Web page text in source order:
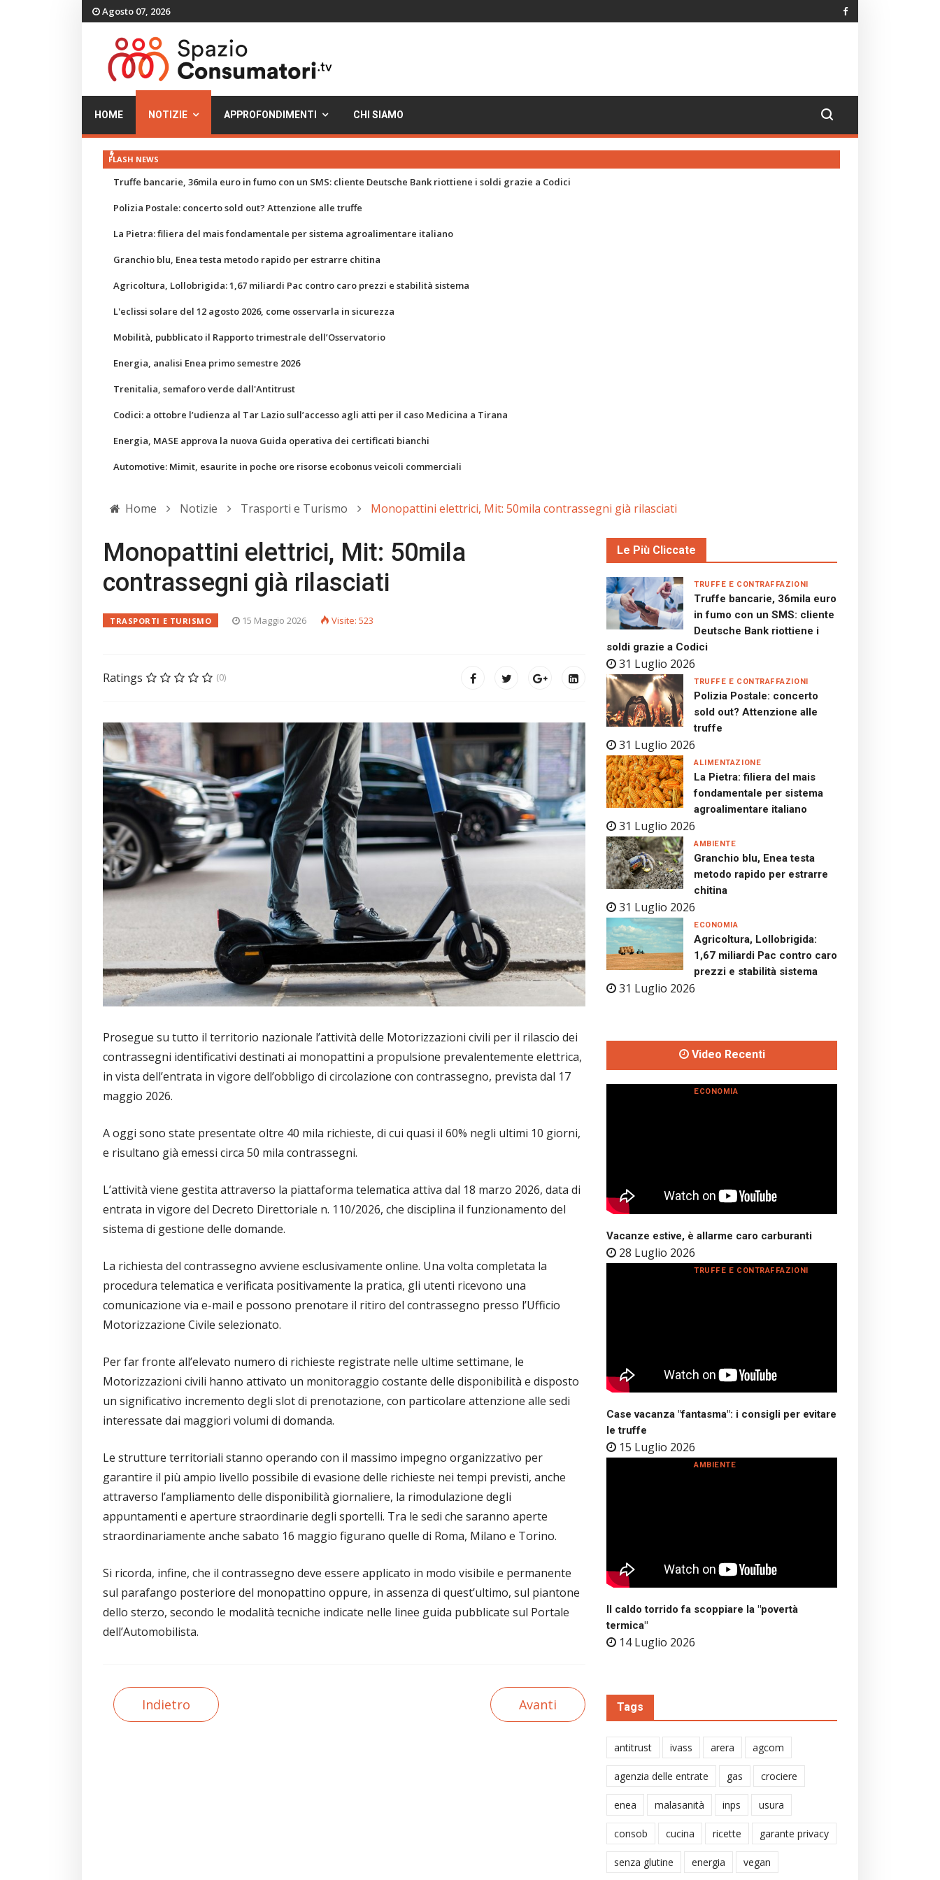
Agosto 07, 2026
HOME NOTIZIE APPROFONDIMENTI CHI SIAMO
FLASH NEWS
Truffe bancarie, 36mila euro in fumo con un SMS: cliente Deutsche Bank riottiene i soldi grazie a Codici
Polizia Postale: concerto sold out? Attenzione alle truffe
La Pietra: filiera del mais fondamentale per sistema agroalimentare italiano
Granchio blu, Enea testa metodo rapido per estrarre chitina
Agricoltura, Lollobrigida: 1,67 miliardi Pac contro caro prezzi e stabilità sistema
L'eclissi solare del 12 agosto 2026, come osservarla in sicurezza
Mobilità, pubblicato il Rapporto trimestrale dell’Osservatorio
Energia, analisi Enea primo semestre 2026
Trenitalia, semaforo verde dall'Antitrust
Codici: a ottobre l’udienza al Tar Lazio sull’accesso agli atti per il caso Medicina a Tirana
Energia, MASE approva la nuova Guida operativa dei certificati bianchi
Automotive: Mimit, esaurite in poche ore risorse ecobonus veicoli commerciali
Home Notizie Trasporti e Turismo Monopattini elettrici, Mit: 50mila contrassegni già rilasciati
Monopattini elettrici, Mit: 50mila
contrassegni già rilasciati
TRASPORTI E TURISMO 15 Maggio 2026 Visite: 523
Ratings (0)
Prosegue su tutto il territorio nazionale l’attività delle Motorizzazioni civili per il rilascio dei
contrassegni identificativi destinati ai monopattini a propulsione prevalentemente elettrica,
in vista dell’entrata in vigore dell’obbligo di circolazione con contrassegno, prevista dal 17
maggio 2026.
A oggi sono state presentate oltre 40 mila richieste, di cui quasi il 60% negli ultimi 10 giorni,
e risultano già emessi circa 50 mila contrassegni.
L’attività viene gestita attraverso la piattaforma telematica attiva dal 18 marzo 2026, data di
entrata in vigore del Decreto Direttoriale n. 110/2026, che disciplina il funzionamento del
sistema di gestione delle domande.
La richiesta del contrassegno avviene esclusivamente online. Una volta completata la
procedura telematica e verificata positivamente la pratica, gli utenti ricevono una
comunicazione via e-mail e possono prenotare il ritiro del contrassegno presso l’Ufficio
Motorizzazione Civile selezionato.
Per far fronte all’elevato numero di richieste registrate nelle ultime settimane, le
Motorizzazioni civili hanno attivato un monitoraggio costante delle disponibilità e disposto
un significativo incremento degli slot di prenotazione, con particolare attenzione alle sedi
interessate dai maggiori volumi di domanda.
Le strutture territoriali stanno operando con il massimo impegno organizzativo per
garantire il più ampio livello possibile di evasione delle richieste nei tempi previsti, anche
attraverso l’ampliamento delle disponibilità giornaliere, la rimodulazione degli
appuntamenti e aperture straordinarie degli sportelli. Tra le sedi che saranno aperte
straordinariamente anche sabato 16 maggio figurano quelle di Roma, Milano e Torino.
Si ricorda, infine, che il contrassegno deve essere applicato in modo visibile e permanente
sul parafango posteriore del monopattino oppure, in assenza di quest’ultimo, sul piantone
dello sterzo, secondo le modalità tecniche indicate nelle linee guida pubblicate sul Portale
dell’Automobilista.
Indietro Avanti
Le Più Cliccate
Truffe bancarie, 36mila euro
in fumo con un SMS: cliente
Deutsche Bank riottiene i
soldi grazie a Codici
31 Luglio 2026
TRUFFE E CONTRAFFAZIONI
Polizia Postale: concerto
sold out? Attenzione alle
truffe
31 Luglio 2026
TRUFFE E CONTRAFFAZIONI
La Pietra: filiera del mais
fondamentale per sistema
agroalimentare italiano
31 Luglio 2026
ALIMENTAZIONE
Granchio blu, Enea testa
metodo rapido per estrarre
chitina
31 Luglio 2026
AMBIENTE
Agricoltura, Lollobrigida:
1,67 miliardi Pac contro caro
prezzi e stabilità sistema
31 Luglio 2026
ECONOMIA
Video Recenti
Vacanze estive, è allarme caro carburanti
28 Luglio 2026
ECONOMIA
Case vacanza "fantasma": i consigli per evitare
le truffe
15 Luglio 2026
TRUFFE E CONTRAFFAZIONI
Il caldo torrido fa scoppiare la "povertà
termica"
14 Luglio 2026
AMBIENTE
Tags
antitrust ivass arera agcom
agenzia delle entrate gas crociere
enea malasanità inps usura
consob cucina ricette garante privacy
senza glutine energia vegan